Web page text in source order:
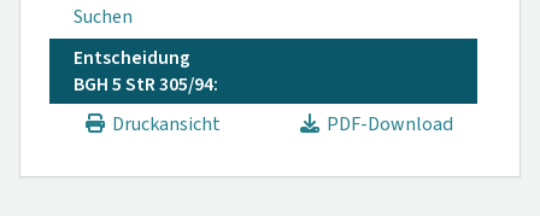
Suchen
Entscheidung
BGH 5 StR 305/94:
Druckansicht
PDF-Download